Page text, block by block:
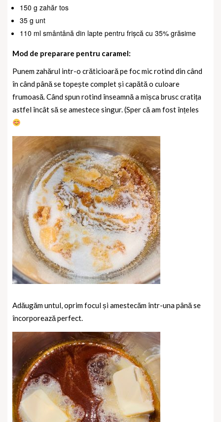
150 g zahăr tos
35 g unt
110 ml smântână din lapte pentru frișcă cu 35% grăsime
Mod de preparare pentru caramel:
Punem zahărul intr-o crăticioară pe foc mic rotind din când
în când până se topește complet și capătă o culoare
frumoasă. Când spun rotind înseamnă a mișca brusc cratița
astfel încât să se amestece singur. (Sper că am fost înțeles
Adăugăm untul, oprim focul și amestecăm într-una până se
încorporează perfect.